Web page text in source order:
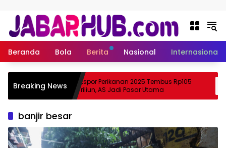
Beranda Bola Berita Nasional Internasional
Breaking News
Suzuki?
Ekspor Perikanan 2025 Tembus Rp105
Triliun, AS Jadi Pasar Utama
banjir besar